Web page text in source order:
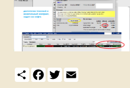
S
h
F
a
T
w
E
m